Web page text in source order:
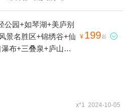
候鸟保护区+庐山抗
-险峰+庐山博物馆+白
+谈判台1日游
公园+如琴湖+美庐别
景名胜区+锦绣谷+仙
布+三叠泉+庐山含
¥ 199起 
x*1 2024-10-05